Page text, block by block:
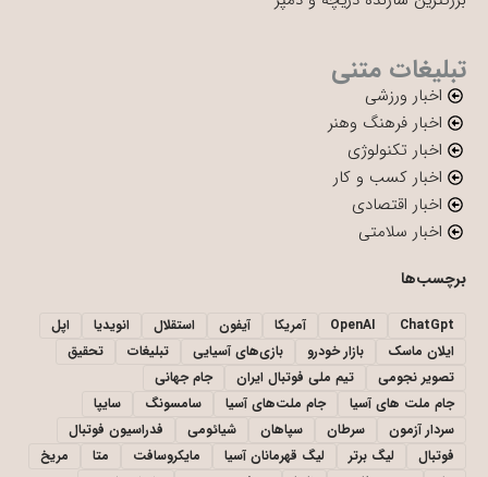
تبلیغات متنی
اخبار ورزشی
اخبار فرهنگ وهنر
اخبار تکنولوژی
اخبار کسب و کار
اخبار اقتصادی
اخبار سلامتی
برچسب‌ها
ChatGpt
OpenAI آمریکا آیفون استقلال انویدیا
اپل
ایلان ماسک
بازار خودرو بازی‌های آسیایی تبلیغات
تحقیق
تصویر نجومی
تیم ملی فوتبال ایران
جام جهانی
جام ملت های آسیا
جام ملت‌های آسیا سامسونگ
سایپا
سردار آزمون
سرطان سپاهان شیائومی
فدراسیون فوتبال
فوتبال
لیگ برتر لیگ قهرمانان آسیا مایکروسافت متا
مریخ